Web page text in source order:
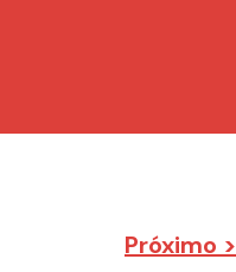
Próximo >